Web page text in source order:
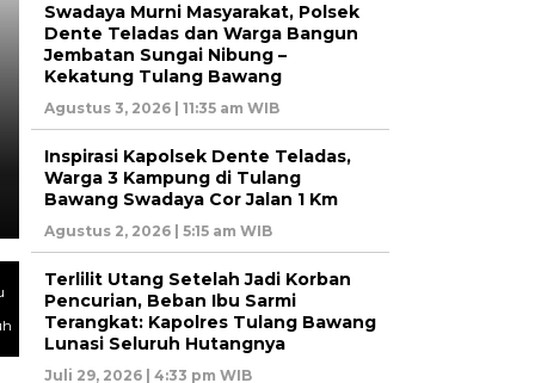
KABARNEGRI
Inspirasi Kapolsek Dente
Kampung di Tulang
1 Km
Swadaya Murni Masyarakat, Polsek
Dente Teladas dan Warga Bangun
Jembatan Sungai Nibung –
Kekatung Tulang Bawang
Agustus 3, 2026 | 11:35 am WIB
Inspirasi Kapolsek Dente Teladas,
Warga 3 Kampung di Tulang
Bawang Swadaya Cor Jalan 1 Km
Agustus 2, 2026 | 5:15 am WIB
Terlilit Utang Setelah Jadi Korban
Pencurian, Beban Ibu Sarmi
Terangkat: Kapolres Tulang Bawang
Lunasi Seluruh Hutangnya
Juli 29, 2026 | 4:33 pm WIB